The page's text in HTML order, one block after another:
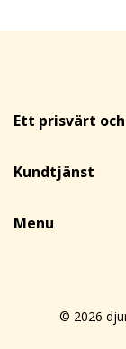
Ett prisvärt
Kundtjänst
Menu
© 2026